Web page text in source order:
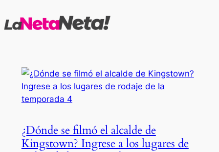
al
¿Dónde se filmó el alcalde de
Kingstown? Ingrese a los lugares de